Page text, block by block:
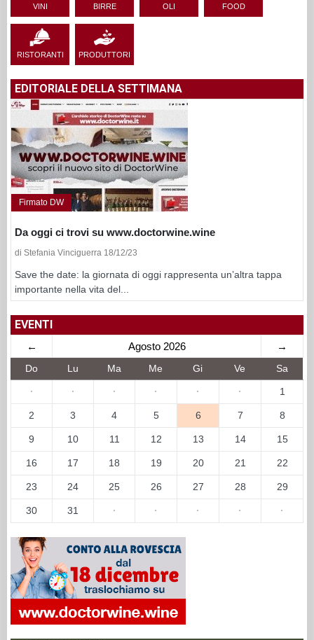
VINI BIRRE OLI FOOD
RISTORANTI PRODUTTORI
EDITORIALE DELLA SETTIMANA
Firmato DW
Da oggi ci trovi su www.doctorwine.wine
di Stefania Vinciguerra 18/12/23
Save the date: la giornata di oggi rappresenta un’altra tappa
importante nella vita del...
EVENTI
← Agosto 2026 →
Do Lu Ma Me Gi Ve Sa
· · · · · · 1
2 3 4 5 6 7 8
9 10 11 12 13 14 15
16 17 18 19 20 21 22
23 24 25 26 27 28 29
30 31 · · · · ·